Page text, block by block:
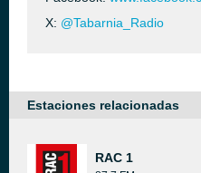
X: @Tabarnia_Radio
Estaciones relacionadas
RAC 1